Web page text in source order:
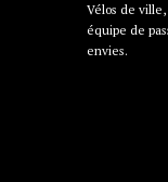
Vélos de
équipe de
envies.